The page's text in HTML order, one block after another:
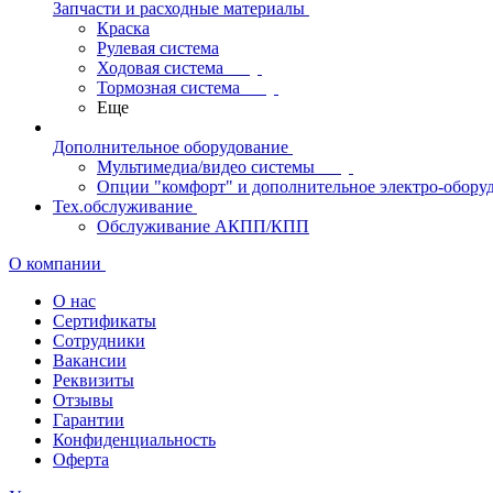
Запчасти и расходные материалы
Краска
Рулевая система
Ходовая система
Тормозная система
Еще
Дополнительное оборудование
Мультимедиа/видео системы
Опции "комфорт" и дополнительное электро-
Тех.обслуживание
Обслуживание АКПП/КПП
О компании
О нас
Сертификаты
Сотрудники
Вакансии
Реквизиты
Отзывы
Гарантии
Конфиденциальность
Оферта